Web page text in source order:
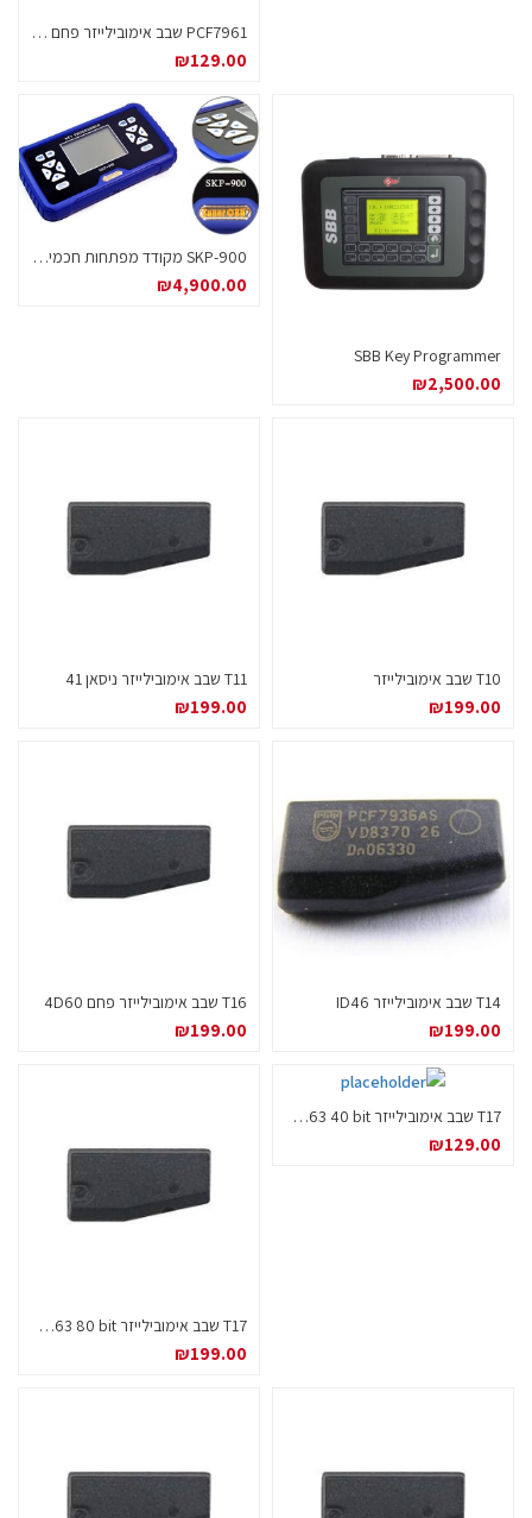
PCF7961 שבב אימובילייזר פחם להונדה
₪129.00
SBB Key Programmer
₪2,500.00
SKP-900 מקודד מפתחות חכמים קרבה PROXIMITY
₪4,900.00
T10 שבב אימובילייזר
₪199.00
T11 שבב אימובילייזר ניסאן 41
₪199.00
T14 שבב אימובילייזר ID46
₪199.00
T16 שבב אימובילייזר פחם 4D60
₪199.00
T17 שבב אימובילייזר 4D63 40 bit למזדה / פורד
₪129.00
T17 שבב אימובילייזר 4D63 80 bit למזדה / פורד
₪199.00